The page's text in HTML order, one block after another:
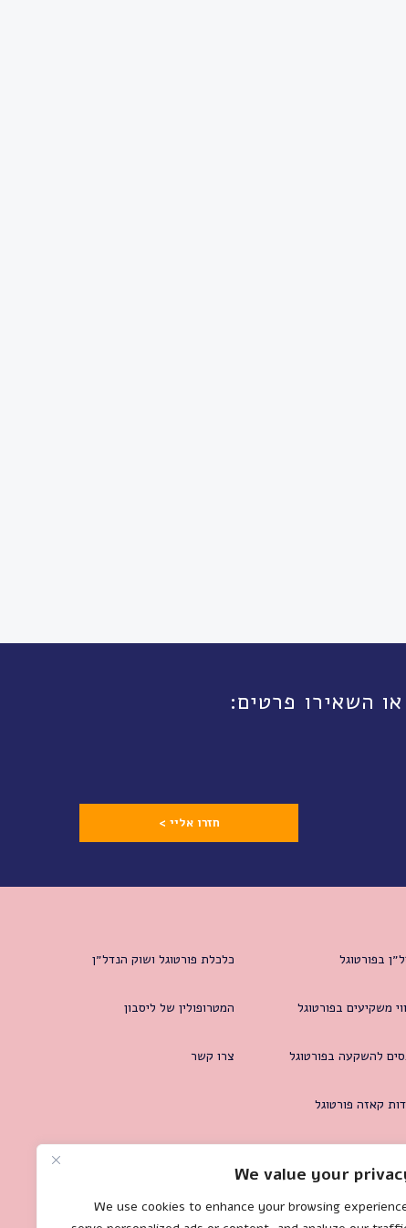
We value your
We use cookies to enhance your browsing
חזרו אליי >
בפורטוגל
משקיעים בפורטוגל
להשקעה בפורטוגל
קאזה פורטוגל
כלכלת פורטוגל ושוק הנדל״ן
המטרופולין של ליסבון
צרו קשר